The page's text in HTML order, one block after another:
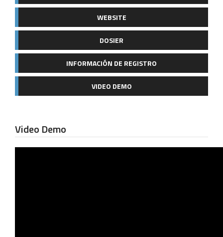
WEBSITE
DOSIER
INFORMACIÓN DE REGISTRO
VIDEO DEMO
Video Demo